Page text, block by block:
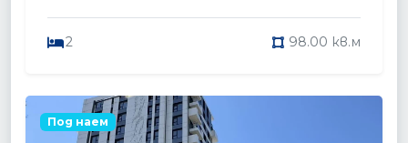
2 98.00 кв.м
Под наем